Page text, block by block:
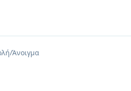
Άνοιγμα